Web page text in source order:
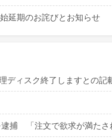
延期のお詫びとお知らせ
ディスク終了しますとの記
捕 「注文で欲求が満たさ